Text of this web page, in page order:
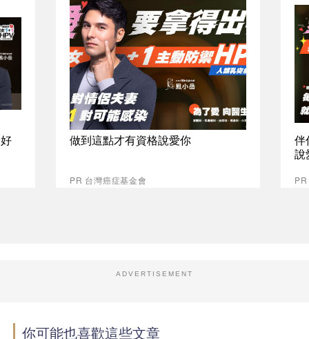
做到這點才有資格說愛你
PR 台灣癌症基金會
伴
說
ADVERTISEMENT
你可能也喜歡這些文章